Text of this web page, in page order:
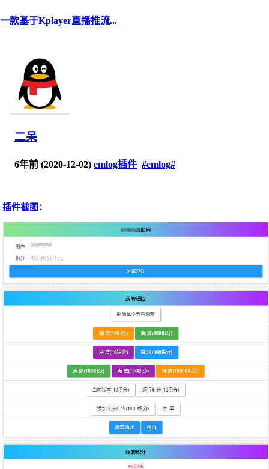
一款基于Kplayer直播推流...
二呆
6年前 (2020-12-02) emlog插件 #emlog#
插件截图：